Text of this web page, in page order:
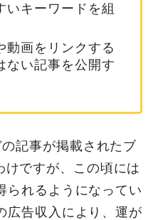
いキーワードを組
動画をリンクする
ない記事を公開す
記事が掲載されたブ
けですが、この頃には
られるようになってい
広告収入により、運が